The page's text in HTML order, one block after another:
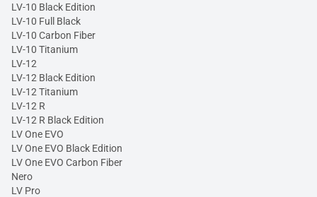
LV-10 Black Edition
LV-10 Full Black
LV-10 Carbon Fiber
LV-10 Titanium
LV-12
LV-12 Black Edition
LV-12 Titanium
LV-12 R
LV-12 R Black Edition
LV One EVO
LV One EVO Black Edition
LV One EVO Carbon Fiber
Nero
LV Pro